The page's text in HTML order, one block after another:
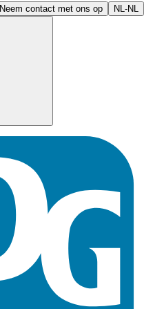
Neem contact met ons op NL-NL